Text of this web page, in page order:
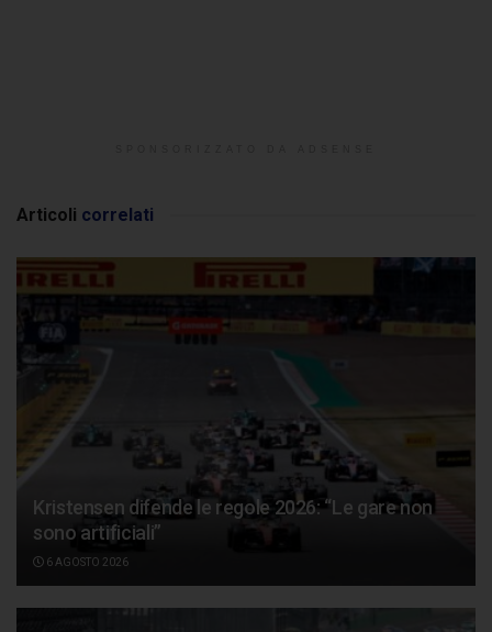
Articoli correlati
Kristensen difende le regole 2026: “Le gare non
sono artificiali”
6 AGOSTO 2026